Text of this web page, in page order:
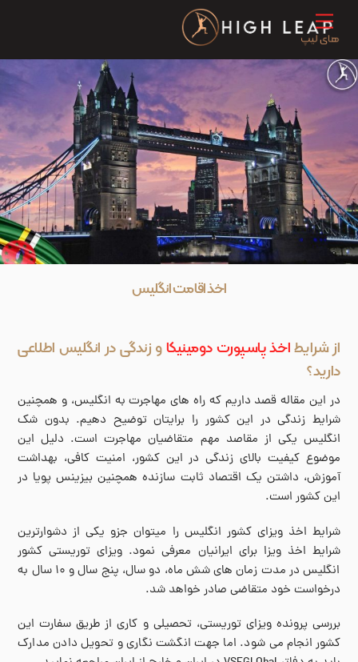
content
Menu
اخذ اقامت انگلیس
از شرایطاخذ پاسپورت دومینیکاو زندگی در انگلیس اطلاعی
دارید؟
در این مقاله قصد داریم که راه های مهاجرت به انگلیس، و همچنین
شرایط زندگی در این کشور را برایتان توضیح دهیم. بدون شک
انگلیس یکی از مقاصد مهم متقاضیان مهاجرت است. دلیل این
موضوع کیفیت بالای زندگی در این کشور، امنیت کافی، بهداشت
آموزش، داشتن یک اقتصاد ثابت سازنده همچنین بیزینس پویا در
این کشور است.
شرایط اخذ ویزای کشور انگلیس را میتوان جزو یکی از دشوارترین
شرایط اخذ ویزا برای ایرانیان معرفی نمود. ویزای توریستی کشور
انگلیس در مدت زمان های شش ماه، دو سال، پنج سال و ۱۰ سال به
درخواست خود متقاضی صادر خواهد شد.
بررسی پرونده ویزای توریستی، تحصیلی و کاری از طریق سفارت این
کشور انجام می شود. اما جهت انگشت نگاری و تحویل دادن مدارک